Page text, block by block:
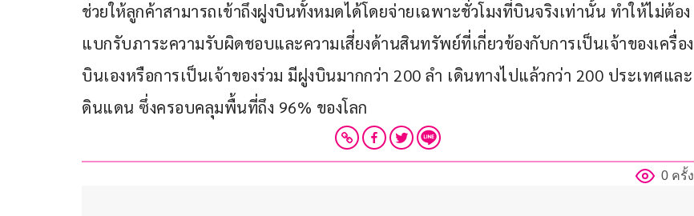
ช่วยให้ลูกค้าสามารถเข้าถึงฝูงบินทั้งหมดได้โดยจ่ายเฉพาะชั่วโมงที่บินจริงเท่านั้น ทำให้ไม่ต้อง
แบกรับภาระความรับผิดชอบและความเสี่ยงด้านสินทรัพย์ที่เกี่ยวข้องกับการเป็นเจ้าของเครื่อง
บินเองหรือการเป็นเจ้าของร่วม มีฝูงบินมากกว่า 200 ลำ เดินทางไปแล้วกว่า 200 ประเทศและ
ดินแดน ซึ่งครอบคลุมพื้นที่ถึง 96% ของโลก
0 ครั้ง